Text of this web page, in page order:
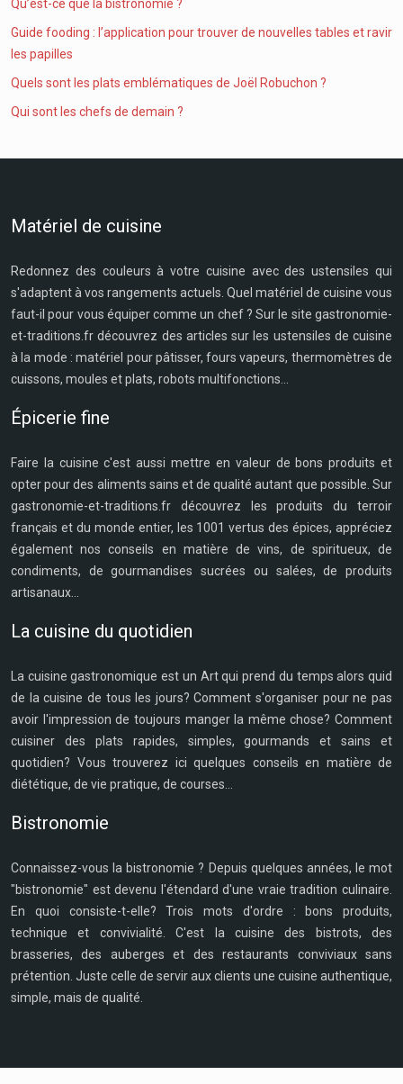
Qu’est-ce que la bistronomie ?
Guide fooding : l’application pour trouver de nouvelles tables et ravir
les papilles
Quels sont les plats emblématiques de Joël Robuchon ?
Qui sont les chefs de demain ?
Matériel de cuisine
Redonnez des couleurs à votre cuisine avec des ustensiles qui
s'adaptent à vos rangements actuels. Quel matériel de cuisine vous
faut-il pour vous équiper comme un chef ? Sur le site gastronomie-
et-traditions.fr découvrez des articles sur les ustensiles de cuisine
à la mode : matériel pour pâtisser, fours vapeurs, thermomètres de
cuissons, moules et plats, robots multifonctions...
Épicerie fine
Faire la cuisine c'est aussi mettre en valeur de bons produits et
opter pour des aliments sains et de qualité autant que possible. Sur
gastronomie-et-traditions.fr découvrez les produits du terroir
français et du monde entier, les 1001 vertus des épices, appréciez
également nos conseils en matière de vins, de spiritueux, de
condiments, de gourmandises sucrées ou salées, de produits
artisanaux...
La cuisine du quotidien
La cuisine gastronomique est un Art qui prend du temps alors quid
de la cuisine de tous les jours? Comment s'organiser pour ne pas
avoir l'impression de toujours manger la même chose? Comment
cuisiner des plats rapides, simples, gourmands et sains et
quotidien? Vous trouverez ici quelques conseils en matière de
diététique, de vie pratique, de courses...
Bistronomie
Connaissez-vous la bistronomie ? Depuis quelques années, le mot
"bistronomie" est devenu l'étendard d'une vraie tradition culinaire.
En quoi consiste-t-elle? Trois mots d'ordre : bons produits,
technique et convivialité. C'est la cuisine des bistrots, des
brasseries, des auberges et des restaurants conviviaux sans
prétention. Juste celle de servir aux clients une cuisine authentique,
simple, mais de qualité.